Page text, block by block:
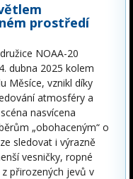
prostředí
NOAA-20
dubna 2025 kolem
Měsíce, vznikl díky
atmosféry a
nasvícena
„obohaceným“ o
sledovat i výrazně
vesničky, ropné
přirozených jevů v